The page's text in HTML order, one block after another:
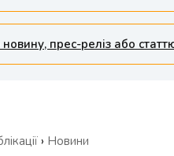
прес-реліз або
› Новини